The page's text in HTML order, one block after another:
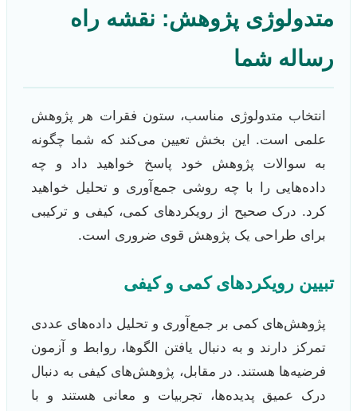
متدولوژی پژوهش: نقشه راه
رساله شما
انتخاب متدولوژی مناسب، ستون فقرات هر پژوهش
علمی است. این بخش تعیین می‌کند که شما چگونه
به سوالات پژوهش خود پاسخ خواهید داد و چه
داده‌هایی را با چه روشی جمع‌آوری و تحلیل خواهید
کرد. درک صحیح از رویکردهای کمی، کیفی و ترکیبی
برای طراحی یک پژوهش قوی ضروری است.
تبیین رویکردهای کمی و کیفی
پژوهش‌های کمی بر جمع‌آوری و تحلیل داده‌های عددی
تمرکز دارند و به دنبال یافتن الگوها، روابط و آزمون
فرضیه‌ها هستند. در مقابل، پژوهش‌های کیفی به دنبال
درک عمیق پدیده‌ها، تجربیات و معانی هستند و با